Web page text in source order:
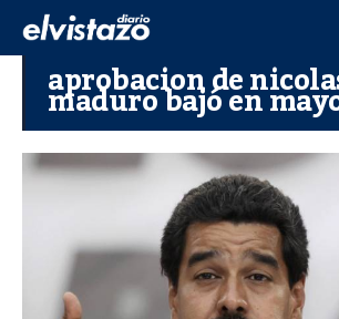
aprobacion de
maduro bajó en